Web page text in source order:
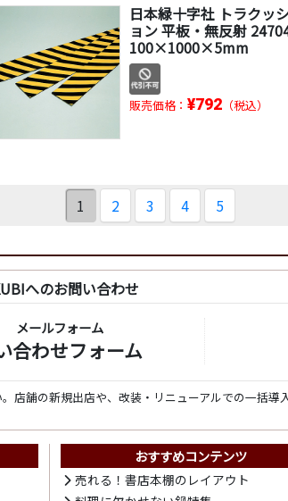
日本緑十字社 トラクッ
ョン 平板・無反射
100×1000×5mm
販売価格：¥792 （税込）
1 2 3 4 5
へのお問い合わせ
メールフォーム
合わせフォーム
舗の新規出店や、改装・リニューアルでの一括導
おすすめコンテンツ
売れる！書店本棚のレイアウト